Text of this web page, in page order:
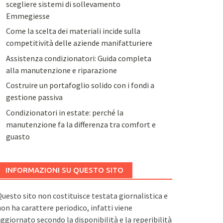
scegliere sistemi di sollevamento
Emmegiesse
Come la scelta dei materiali incide sulla
competitività delle aziende manifatturiere
Assistenza condizionatori: Guida completa
alla manutenzione e riparazione
Costruire un portafoglio solido con i fondi a
gestione passiva
Condizionatori in estate: perché la
manutenzione fa la differenza tra comfort e
guasto
INFORMAZIONI SU QUESTO SITO
sito non costituisce testata giornalistica e
ha carattere periodico, infatti viene
secondo la disponibilità e la reperibilità